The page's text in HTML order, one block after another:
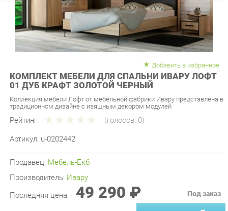
КОМПЛЕКТ МЕБЕЛИ ДЛЯ СПАЛЬНИ ИВАРУ ЛОФТ
01 ДУБ КРАФТ ЗОЛОТОЙ ЧЕРНЫЙ
Коллекция мебели Лофт от мебельной фабрики Ивару представлена в
Рейтинг: (голосов:0)
Артикул: u-0202442
Производитель:Ивару
Последняя цена: 49 290 ₽
- ЗАКАЗАТЬ